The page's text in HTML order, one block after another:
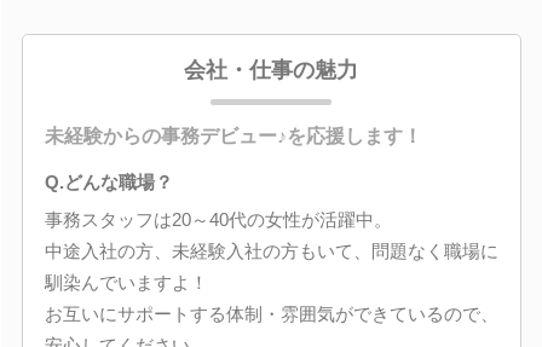
会社・仕事の魅力
未経験からの事務デビュー♪を応援します！
Q.どんな職場？
事務スタッフは20～40代の女性が活躍中。
中途入社の方、未経験入社の方もいて、問題なく職場に
馴染んでいますよ！
お互いにサポートする体制・雰囲気ができているので、